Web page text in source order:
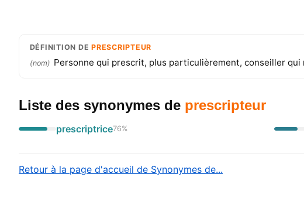
DÉFINITION DEPRESCRIPTEUR
(nom) Personne qui prescrit, plus particulièrement, conseiller qui
Liste des synonymes de prescripteur
prescriptrice76%
Retour à la page d'accueil de Synonymes de...